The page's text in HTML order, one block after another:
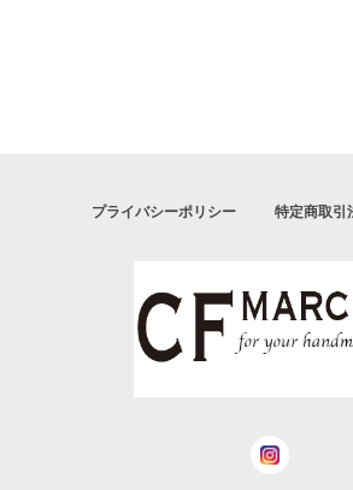
プライバシーポリシー 特定商取引